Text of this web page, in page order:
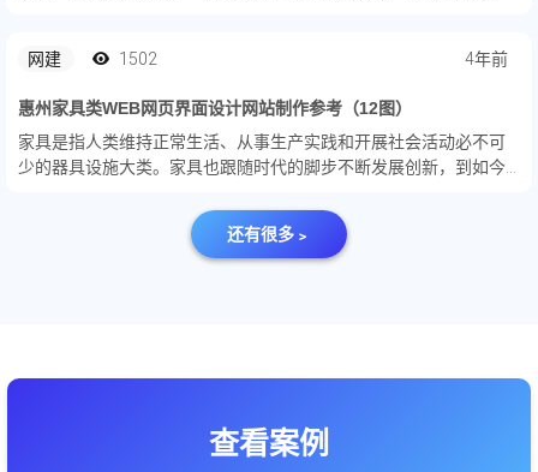
网建 1502 4年前
惠州家具类WEB网页界面设计网站制作参考（12图）
家具是指人类维持正常生活、从事生产实践和开展社会活动必不可
少的器具设施大类。家具也跟随时代的脚步不断发展创新，到如今
的重要基础。来看看线上的家具商城网页怎么设计吧。
还有很多﹥
查看案例